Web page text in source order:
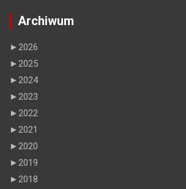
Archiwum
► 2026
► 2025
► 2024
► 2023
► 2022
► 2021
► 2020
► 2019
► 2018